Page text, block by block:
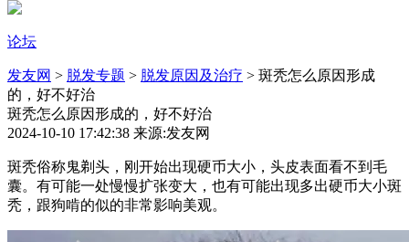
论坛
发友网 > 脱发专题 > 脱发原因及治疗 > 斑秃怎么原因形成
的，好不好治
斑秃怎么原因形成的，好不好治
2024-10-10 17:42:38 来源:发友网
斑秃俗称鬼剃头，刚开始出现硬币大小，头皮表面看不到毛
囊。有可能一处慢慢扩张变大，也有可能出现多出硬币大小斑
秃，跟狗啃的似的非常影响美观。